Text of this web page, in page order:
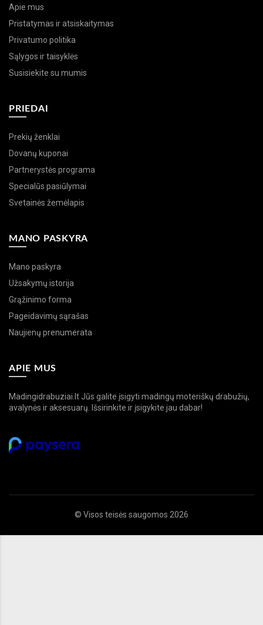
Apie mus
Pristatymas ir atsiskaitymas
Privatumo politika
Sąlygos ir taisyklės
Susisiekite su mumis
PRIEDAI
Prekių ženklai
Dovanų kuponai
Partnerystės programa
Specialūs pasiūlymai
Svetainės žemėlapis
MANO PASKYRA
Mano paskyra
Užsakymų istorija
Grąžinimo forma
Pageidavimų sąrašas
Naujienų prenumerata
APIE MUS
Madingidrabuziai.lt Jūs galite įsigyti madingų moteriškų drabužių,
avalynės ir aksesuarų. Išsirinkite ir įsigykite jau dabar!
© Visos teisės saugomos 2026